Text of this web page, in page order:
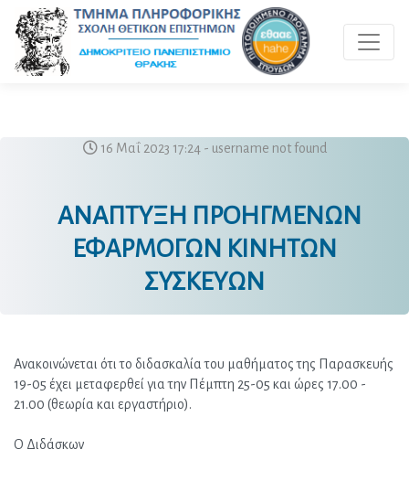
16 Μαΐ 2023 17:24 - username not found
ΑΝΑΠΤΥΞΗ ΠΡΟΗΓΜΕΝΩΝ
ΕΦΑΡΜΟΓΩΝ ΚΙΝΗΤΩΝ
ΣΥΣΚΕΥΩΝ
Ανακοινώνεται ότι το διδασκαλία του μαθήματος της Παρασκευής
19-05 έχει μεταφερθεί για την Πέμπτη 25-05 και ώρες 17.00 -
21.00 (θεωρία και εργαστήριο).
Ο Διδάσκων